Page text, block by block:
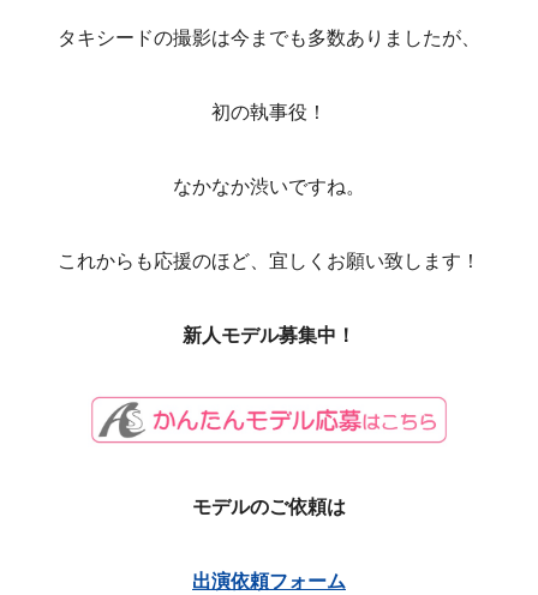
タキシードの撮影は今までも多数ありましたが、
初の執事役！
なかなか渋いですね。
これからも応援のほど、宜しくお願い致します！
新人モデル募集中！
モデルのご依頼は
出演依頼フォーム